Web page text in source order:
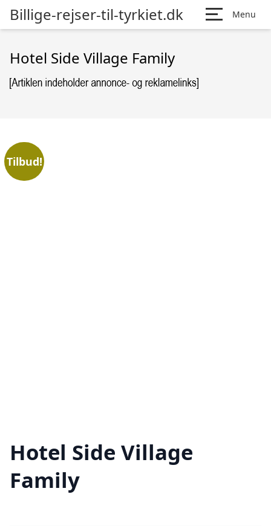
Billige-rejser-til-tyrkiet.dk Menu
Hotel Side Village Family
Tilbud!
Hotel Side Village
Family